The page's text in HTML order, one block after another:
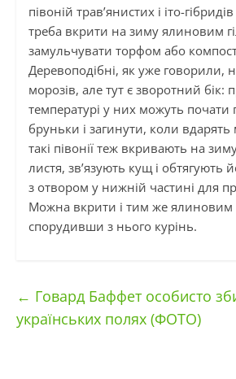
півоній трав’янистих і іто-
треба вкрити на зиму ялиновим
замульчувати торфом або
Деревоподібні, як уже говорили,
морозів, але тут є зворотний бік:
температурі у них можуть почати
бруньки і загинути, коли
такі півонії теж вкривають на
листя, зв’язують кущ і
з отвором у нижній частині для
Можна вкрити і тим же ялиновим
спорудивши з нього курінь.
← Говард Баффет особисто
українських полях (ФОТО)